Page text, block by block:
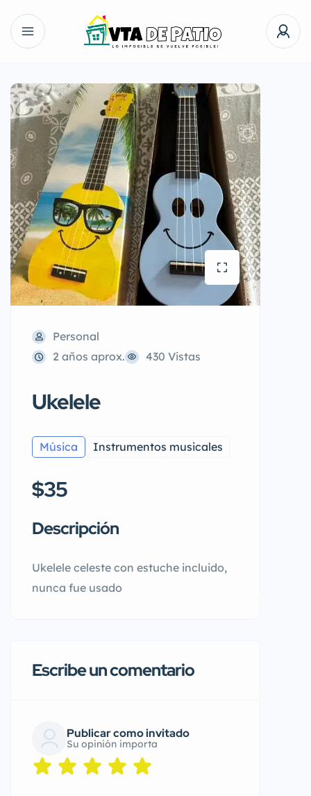
Personal
2 años aprox.
430 Vistas
Ukelele
Música Instrumentos musicales
$35
Descripción
Ukelele celeste con estuche incluido,
nunca fue usado
Escribe un comentario
Publicar como invitado
Su opinión importa